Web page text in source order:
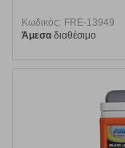
Κωδικός: FRE-13949
Άμεσα διαθέσιμο